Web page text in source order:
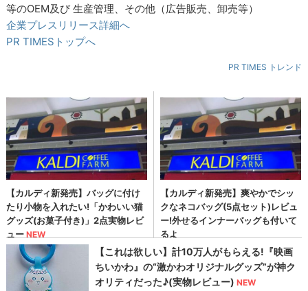
等のOEM及び 生産管理、その他（広告販売、卸売等）
企業プレスリリース詳細へ
PR TIMESトップへ
PR TIMES トレンド